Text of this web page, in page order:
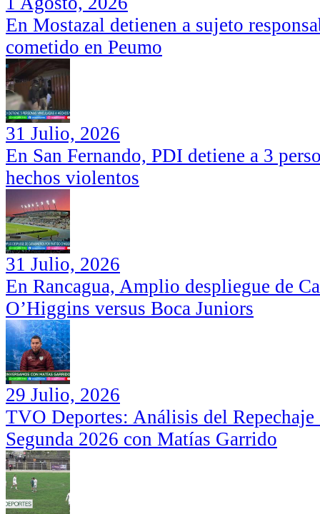
En Mostazal detienen a sujeto
cometido en Peumo
31 Julio, 2026
En San Fernando, PDI detiene a 3
hechos violentos
31 Julio, 2026
En Rancagua, Amplio despliegue de
O’Higgins versus Boca Juniors
29 Julio, 2026
TVO Deportes: Análisis del
Segunda 2026 con Matías Garrido